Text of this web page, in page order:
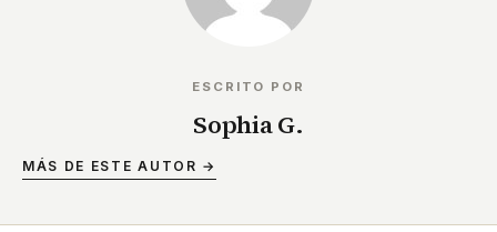
ESCRITO POR
Sophia G.
MÁS DE ESTE AUTOR →